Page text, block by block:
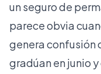
un seguro de
parece obvia
genera confusión
gradúan en junio